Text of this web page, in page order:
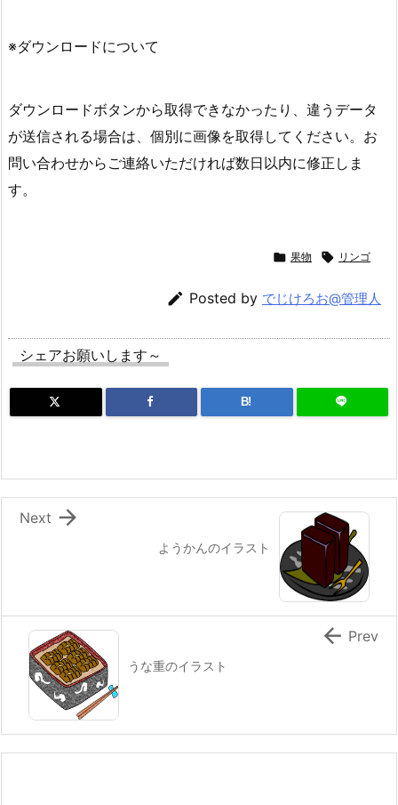
※ダウンロードについて
ダウンロードボタンから取得できなかったり、違うデータ
が送信される場合は、個別に画像を取得してください。お
問い合わせからご連絡いただければ数日以内に修正しま
す。
 果物  リンゴ
 Posted by でじけろお@管理人
シェアお願いします～
B!
ようかんのイラスト

Next
うな重のイラスト
 Prev